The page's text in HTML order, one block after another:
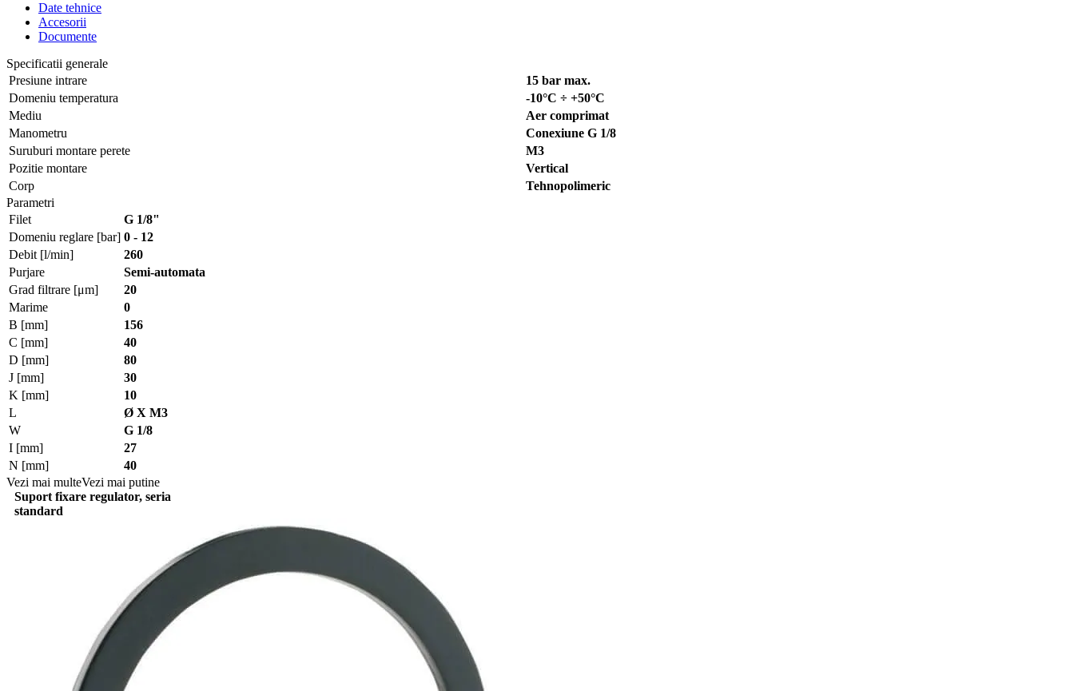
Date tehnice
Accesorii
Documente
Specificatii generale
Presiune intrare
15 bar max.
Domeniu temperatura
-10°C ÷ +50°C
Mediu
Aer comprimat
Manometru
Conexiune G 1/8
Suruburi montare perete
M3
Pozitie montare
Vertical
Corp
Tehnopolimeric
Parametri
Filet
G 1/8"
Domeniu reglare [bar] 0 - 12
Debit [l/min]
260
Purjare
Semi-automata
Grad filtrare [μm]
20
Marime
0
B [mm]
156
C [mm]
40
D [mm]
80
J [mm]
30
K [mm]
10
L
Ø X M3
W
G 1/8
I [mm]
27
N [mm]
40
Vezi mai multeVezi mai putine
Suport fixare regulator, seria
standard